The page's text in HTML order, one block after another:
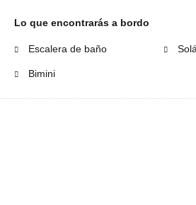
Lo que encontrarás a bordo
Escalera de baño
Bimini